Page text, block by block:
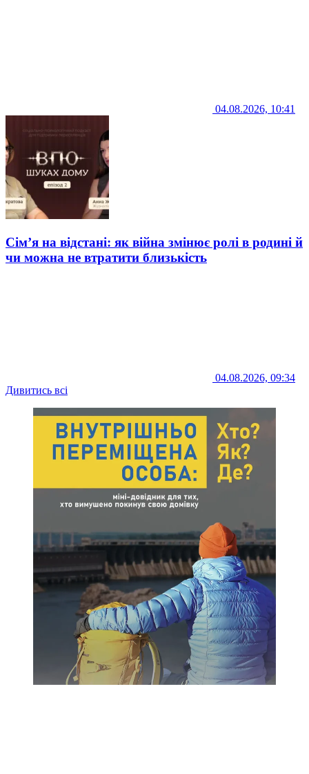
04.08.2026, 10:41
Сім’я на відстані: як війна змінює ролі в родині й
чи можна не втратити близькість
04.08.2026, 09:34
Дивитись всі